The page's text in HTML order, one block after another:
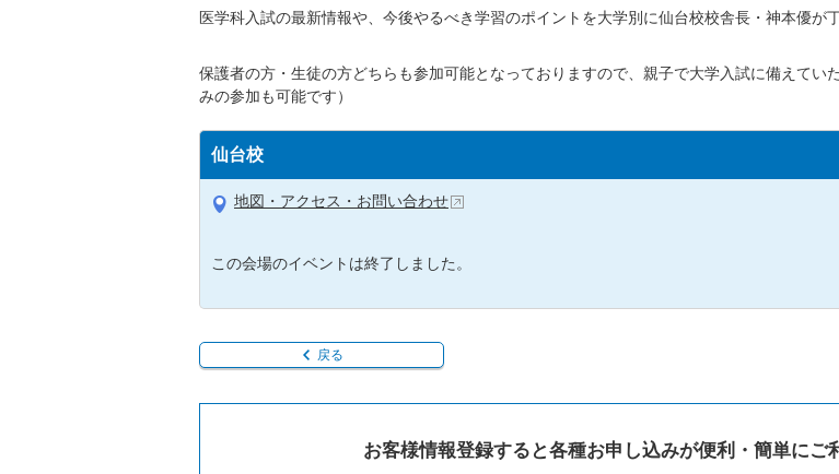
医学科入試の最新情報や、今後やるべき学習のポイントを大学別に仙台校校舎長・神本優が
保護者の方・生徒の方どちらも参加可能となっておりますので、親子で大学入試に備えて
みの参加も可能です）
仙台校
地図・アクセス・お問い合わせ
この会場のイベントは終了しました。
戻る
お客様情報登録すると各種お申し込みが便利・簡単にご